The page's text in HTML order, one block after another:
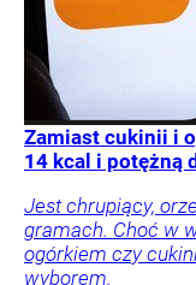
Zamiast cukinii i
14 kcal i potężną
Jest chrupiący,
gramach. Choć w
ogórkiem czy
wyborem.